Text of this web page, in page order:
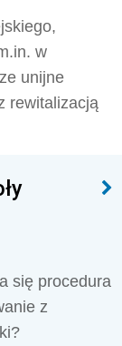
w
unijne
rewitalizacją
się procedura
z